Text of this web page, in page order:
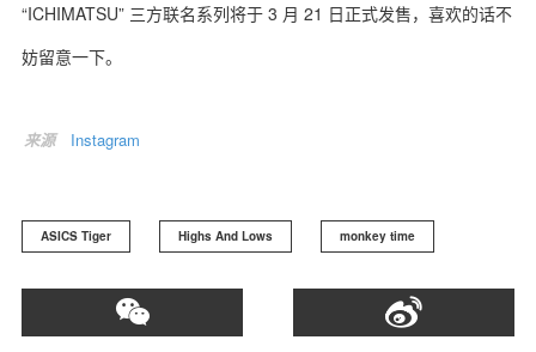
“ICHIMATSU” 三方联名系列将于 3 月 21 日正式发售，喜欢的话不
妨留意一下。
来源 Instagram
ASICS Tiger Highs And Lows monkey time